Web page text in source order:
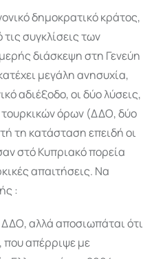
δημοκρατικό κράτος,
συγκλίσεις των
διάσκεψη στη Γενεύη
μεγάλη ανησυχία,
αδιέξοδο, οι δύο λύσεις,
όρων (ΔΔΟ, δύο
τη κατάσταση επειδή οι
στό Κυπριακό πορεία
απαιτήσεις. Να
:
αλλά αποσιωπάται ότι
που απέρριψε με